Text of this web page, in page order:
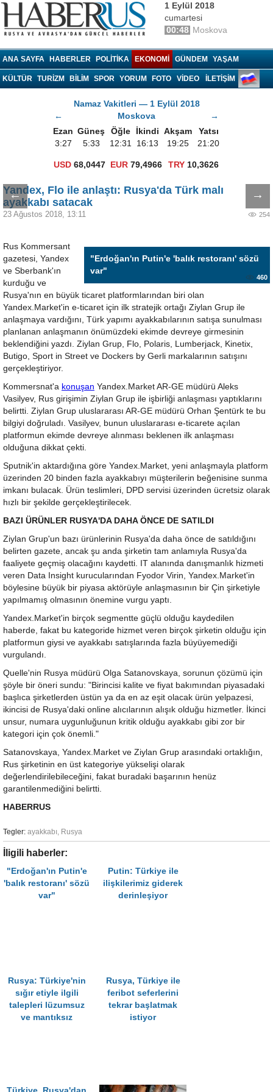
1 Eylül 2018
cumartesi
00:48 Moskova
ANA SAYFA HABERLER POLITIKA EKONOMI GÜNDEM YAŞAM
KÜLTÜR TURIZM BILIM SPOR YORUM FOTO VIDEO İLETİŞİM
Namaz Vakitleri — 1 Eylül 2018
←
Moskova
→
Ezan Güneş Öğle İkindi Akşam
Yatsı
3:27
5:33 12:31 16:13 19:25 21:20
USD 68,0447 EUR 79,4966 TRY10,3626
← →
Yandex, Flo ile anlaştı: Rusya'da Türk malı
ayakkabı satacak
23 Ağustos 2018, 13:11 254
"Erdoğan'ın Putin'e 'balık restoranı' sözü
var"
460
Rus Kommersant
gazetesi, Yandex
ve Sberbank'ın
kurduğu ve
Rusya'nın en büyük ticaret platformlarından biri olan
Yandex.Market'in e-ticaret için ilk stratejik ortağı Ziylan Grup ile
anlaşmaya vardığını, Türk yapımı ayakkabılarının satışa sunulması
planlanan anlaşmanın önümüzdeki ekimde devreye girmesinin
beklendiğini yazdı. Ziylan Grup, Flo, Polaris, Lumberjack, Kinetix,
Butigo, Sport in Street ve Dockers by Gerli markalarının satışını
gerçekleştiriyor.
Kommersnat'a konuşan Yandex.Market AR-GE müdürü Aleks
Vasilyev, Rus girişimin Ziylan Grup ile işbirliği anlaşması yaptıklarını
belirtti. Ziylan Grup uluslararası AR-GE müdürü Orhan Şentürk te bu
bilgiyi doğruladı. Vasilyev, bunun uluslararası e-ticarete açılan
platformun ekimde devreye alınması beklenen ilk anlaşması
olduğuna dikkat çekti.
Sputnik'in aktardığına göre Yandex.Market, yeni anlaşmayla platform
üzerinden 20 binden fazla ayakkabıyı müşterilerin beğenisine sunma
imkanı bulacak. Ürün teslimleri, DPD servisi üzerinden ücretsiz olarak
hızlı bir şekilde gerçekleştirilecek.
BAZI ÜRÜNLER RUSYA'DA DAHA ÖNCE DE SATILDI
Ziylan Grup'un bazı ürünlerinin Rusya'da daha önce de satıldığını
belirten gazete, ancak şu anda şirketin tam anlamıyla Rusya'da
faaliyete geçmiş olacağını kaydetti. IT alanında danışmanlık hizmeti
veren Data Insight kurucularından Fyodor Virin, Yandex.Market'in
böylesine büyük bir piyasa aktörüyle anlaşmasının bir Çin şirketiyle
yapılmamış olmasının önemine vurgu yaptı.
Yandex.Market'in birçok segmentte güçlü olduğu kaydedilen
haberde, fakat bu kategoride hizmet veren birçok şirketin olduğu için
platformun giysi ve ayakkabı satışlarında fazla büyüyemediği
vurgulandı.
Quelle'nin Rusya müdürü Olga Satanovskaya, sorunun çözümü için
şöyle bir öneri sundu: "Birincisi kalite ve fiyat bakımından piyasadaki
başlıca şirketlerden üstün ya da en az eşit olacak ürün yelpazesi,
ikincisi de Rusya'daki online alıcılarının alışık olduğu hizmetler. İkinci
unsur, numara uygunluğunun kritik olduğu ayakkabı gibi zor bir
kategori için çok önemli."
Satanovskaya, Yandex.Market ve Ziylan Grup arasındaki ortaklığın,
Rus şirketinin en üst kategoriye yükselişi olarak
değerlendirilebileceğini, fakat buradaki başarının henüz
garantilenmediğini belirtti.
HABERRUS
Tegler: ayakkabı, Rusya
İligili haberler:
"Erdoğan'ın Putin'e
'balık restoranı' sözü
var"
Putin: Türkiye ile
ilişkilerimiz giderek
derinleşiyor
Rusya: Türkiye'nin
sığır etiyle ilgili
talepleri lüzumsuz
ve mantıksız
Rusya, Türkiye ile
feribot seferlerini
tekrar başlatmak
istiyor